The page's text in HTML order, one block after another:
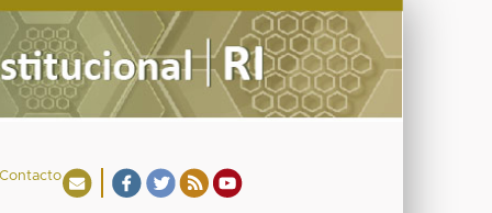
Contacto